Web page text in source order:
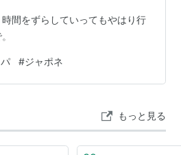
間をずらしていってもやはり行
#ジャポネ
もっと見る